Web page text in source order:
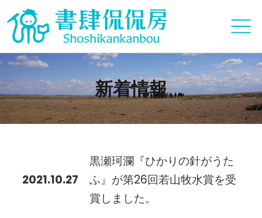
新着情報
2021.10.27
黒瀬珂瀾『ひかりの針がうた
ふ』が第26回若山牧水賞を受
賞しました。